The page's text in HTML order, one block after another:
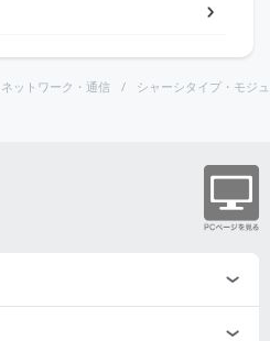
ネットワーク・通信 シャーシタイプ・モジ